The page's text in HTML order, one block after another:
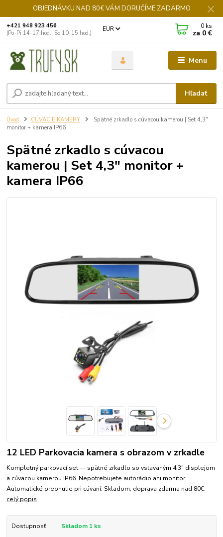
OBJEDNÁVKU NAD 80€ VÁM DORUČÍME ZADARMO
Menu
EUR
Hľadať
+421 948 923 456
(Po-Pi 14-17 hod., So 10-15 hod.)
0 ks
za 0 €
Úvod CÚVACIE KAMERY
Spätné zrkadlo s cúvacou kamerou | Set 4,3"
monitor + kamera IP66
Spätné zrkadlo s cúvacou
kamerou | Set 4,3" monitor +
kamera IP66
12 LED Parkovacia kamera s obrazom v zrkadle
Kompletný parkovací set — spätné zrkadlo so vstavaným 4,3" displejom
a cúvacou kamerou IP66. Nepotrebujete autorádio ani monitor.
Automatické prepnutie pri cúvaní. Skladom, doprava zdarma nad 80€.
celý popis
Dostupnosť Skladom 1 ks